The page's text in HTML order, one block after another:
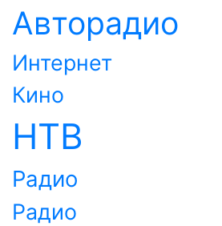
Авторадио
Интернет
Кино
НТВ
Радио
Радио